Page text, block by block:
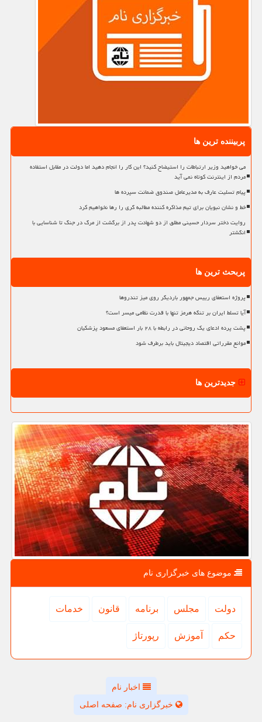
پربیننده ترین ها
می خواهید وزیر ارتباطات را استیضاح کنید؟ این کار را انجام دهید اما دولت در مقابل استفاده
مردم از اینترنت کوتاه نمی آید
پیام تسلیت عارف به مدیرعامل صندوق ضمانت سپرده ها
خط و نشان نبویان برای تیم مذاکره کننده مطالبه گری را رها نخواهیم کرد
روایت دختر سردار حسینی مطلق از دو شهادت پدر از برگشت از مرگ در جنگ تا شناسایی با
انگشتر
پربحث ترین ها
پروژه استعفای رییس جمهور باردیگر روی میز تندروها
آیا تسلط ایران بر تنگه هرمز تنها با قدرت نظامی میسر است؟
پشت پرده ادعای یک روحانی در رابطه با ۲۸ بار استعفای مسعود پزشکیان
موانع مقرراتی اقتصاد دیجیتال باید برطرف شود
جدیدترین ها
موضوع های خبرگزاری نام
دولت مجلس برنامه قانون خدمات
حكم آموزش رپورتاژ
اخبار نام
خبرگزاری نام: صفحه اصلی